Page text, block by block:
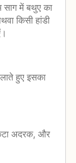
में बथुए का
किसी हांडी
हुए इसका
कटा अदरक, और